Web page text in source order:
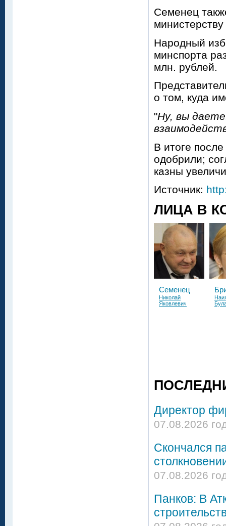
Семенец
Народный
минспорта
млн. рублей.
о том, куда
"Ну, вы
В итоге
одобрили;
казны
Источник:
ЛИЦА В
Семенец
Николай
Яковлевич
Директор
07.08.2026
Скончался
07.08.2026
Панков: В